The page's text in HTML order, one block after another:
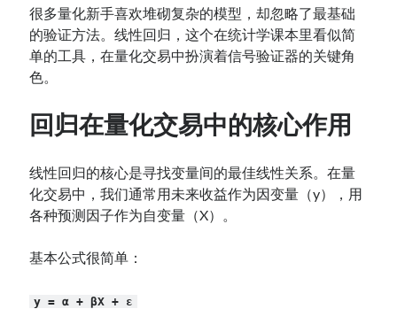
网站备案号：鄂ICP备2024064768号
很多量化新手喜欢堆砌复杂的模型，却忽略了最基础
的验证方法。线性回归，这个在统计学课本里看似简
单的工具，在量化交易中扮演着信号验证器的关键角
色。
回归在量化交易中的核心作用
线性回归的核心是寻找变量间的最佳线性关系。在量
化交易中，我们通常用未来收益作为因变量（y），用
各种预测因子作为自变量（X）。
基本公式很简单：
y = α + βX + ε